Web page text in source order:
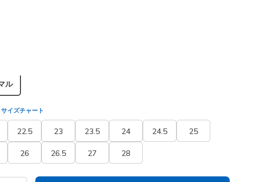
ル
サイズチャート
22.5 23 23.5 24 24.5 25
26 26.5 27 28